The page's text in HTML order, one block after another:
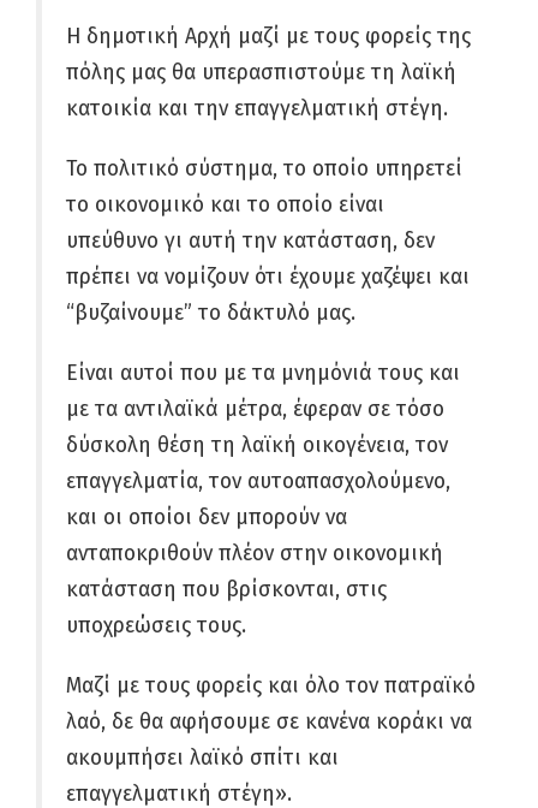
Η δημοτική Αρχή μαζί με τους φορείς της
πόλης μας θα υπερασπιστούμε τη λαϊκή
κατοικία και την επαγγελματική στέγη.
Το πολιτικό σύστημα, το οποίο υπηρετεί
το οικονομικό και το οποίο είναι
υπεύθυνο γι αυτή την κατάσταση, δεν
πρέπει να νομίζουν ότι έχουμε χαζέψει και
“βυζαίνουμε” το δάκτυλό μας.
Είναι αυτοί που με τα μνημόνιά τους και
με τα αντιλαϊκά μέτρα, έφεραν σε τόσο
δύσκολη θέση τη λαϊκή οικογένεια, τον
επαγγελματία, τον αυτοαπασχολούμενο,
και οι οποίοι δεν μπορούν να
ανταποκριθούν πλέον στην οικονομική
κατάσταση που βρίσκονται, στις
υποχρεώσεις τους.
Μαζί με τους φορείς και όλο τον πατραϊκό
λαό, δε θα αφήσουμε σε κανένα κοράκι να
ακουμπήσει λαϊκό σπίτι και
επαγγελματική στέγη».